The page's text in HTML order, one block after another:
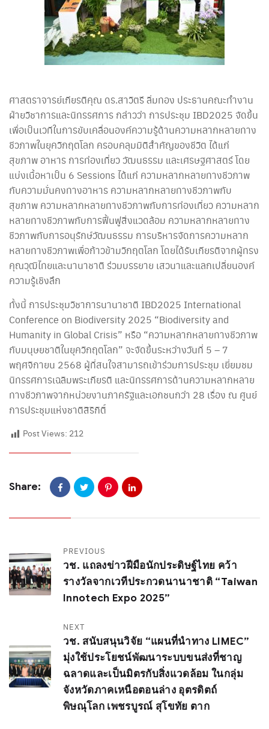
ศาสตราจารย์เกียรติคุณ ดร.สาวิตรี ลิ่มทอง ประธานคณะทำงาน
ฝ่ายวิชาการและนิทรรศการ กล่าวว่า การประชุม IBD2025 จัดขึ้น
เพื่อเป็นเวทีในการขับเคลื่อนองค์ความรู้ด้านความหลากหลายทาง
ชีวภาพในยุควิกฤตโลก ครอบคลุมมิติสำคัญของชีวิต ได้แก่
สุขภาพ อาหาร การท่องเที่ยว วัฒนธรรม และเศรษฐศาสตร์ โดย
แบ่งเนื้อหาเป็น 6 Sessions ได้แก่ ความหลากหลายทางชีวภาพ
กับความมั่นคงทางอาหาร ความหลากหลายทางชีวภาพกับ
สุขภาพ ความหลากหลายทางชีวภาพกับการท่องเที่ยว ความหลาก
หลายทางชีวภาพกับการฟื้นฟูสิ่งแวดล้อม ความหลากหลายทาง
ชีวภาพกับการอนุรักษ์วัฒนธรรม การบริหารจัดการความหลาก
หลายทางชีวภาพเพื่อก้าวข้ามวิกฤตโลก โดยได้รับเกียรติจากผู้ทรง
คุณวุฒิไทยและนานาชาติ ร่วมบรรยาย เสวนาและแลกเปลี่ยนองค์
ความรู้เชิงลึก
ทั้งนี้ การประชุมวิชาการนานาชาติ IBD2025 International
Conference on Biodiversity 2025 “Biodiversity and
Humanity in Global Crisis” หรือ “ความหลากหลายทางชีวภาพ
กับมนุษยชาติในยุควิกฤตโลก” จะจัดขึ้นระหว่างวันที่ 5 – 7
พฤศจิกายน 2568 ผู้ที่สนใจสามารถเข้าร่วมการประชุม เยี่ยมชม
นิทรรศการเฉลิมพระเกียรติ และนิทรรศการด้านความหลากหลาย
ทางชีวภาพจากหน่วยงานภาครัฐและเอกชนกว่า 28 เรื่อง ณ ศูนย์
การประชุมแห่งชาติสิริกิติ์
Post Views: 212
Share:
PREVIOUS
วช. แถลงข่าวฝีมือนักประดิษฐ์ไทย คว้า
รางวัลจากเวทีประกวดนานาชาติ “Taiwan
Innotech Expo 2025”
NEXT
วช. สนับสนุนวิจัย “แผนที่นำทาง LIMEC”
มุ่งใช้ประโยชน์พัฒนาระบบขนส่งที่ชาญ
ฉลาดและเป็นมิตรกับสิ่งแวดล้อม ในกลุ่ม
จังหวัดภาคเหนือตอนล่าง อุตรดิตถ์
พิษณุโลก เพชรบูรณ์ สุโขทัย ตาก